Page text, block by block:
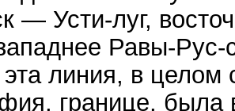
— Усти-луг,
Равы-
эта линия, в целом
границе, была